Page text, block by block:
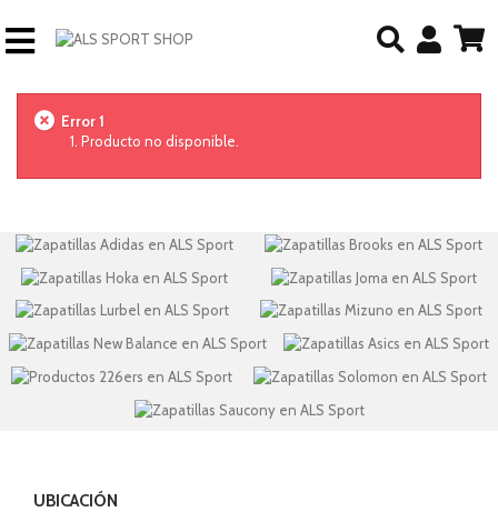
Error 1
Producto no disponible.
UBICACIÓN